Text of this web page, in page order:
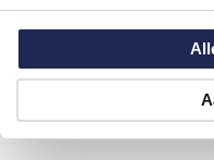
comfort als
gevoel op de huid, terwijl
vormvastheid. Of je nu